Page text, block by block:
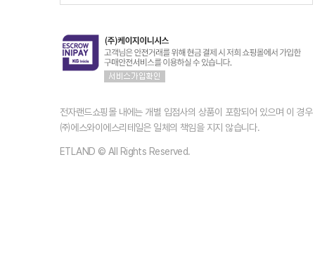
전자랜드쇼핑몰 내에는 개별 입점사의 상품이 포함되어 있으며 이 경
㈜에스와이에스리테일은 일체의 책임을 지지 않습니다.
ETLAND © All Rights Reserved.